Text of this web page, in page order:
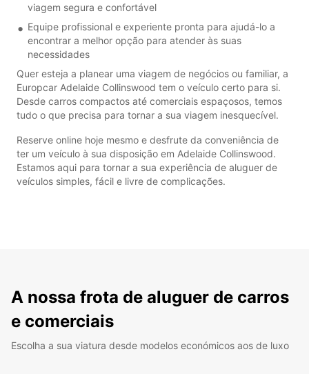
viagem segura e confortável
Equipe profissional e experiente pronta para ajudá-lo a
encontrar a melhor opção para atender às suas
necessidades
Quer esteja a planear uma viagem de negócios ou familiar, a
Europcar Adelaide Collinswood tem o veículo certo para si.
Desde carros compactos até comerciais espaçosos, temos
tudo o que precisa para tornar a sua viagem inesquecível.
Reserve online hoje mesmo e desfrute da conveniência de
ter um veículo à sua disposição em Adelaide Collinswood.
Estamos aqui para tornar a sua experiência de aluguer de
veículos simples, fácil e livre de complicações.
A nossa frota de aluguer de carros
e comerciais
Escolha a sua viatura desde modelos económicos aos de luxo